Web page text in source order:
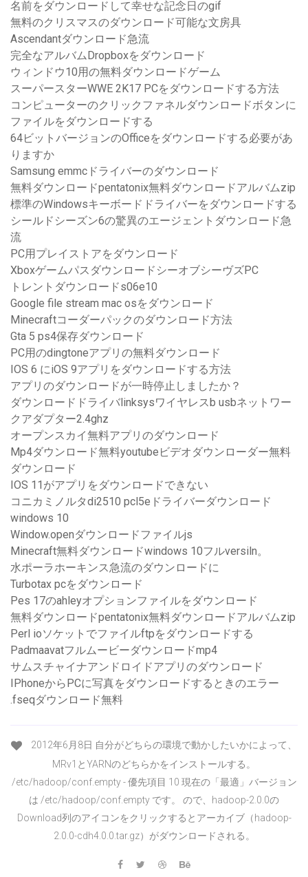
名前をダウンロードして幸せな記念日のgif
無料のクリスマスのダウンロード可能な文房具
Ascendantダウンロード急流
完全なアルバムDropboxをダウンロード
ウィンドウ10用の無料ダウンロードゲーム
スーパースターWWE 2K17 PCをダウンロードする方法
コンピューターのクリックファネルダウンロードボタンに
ファイルをダウンロードする
64ビットバージョンのOfficeをダウンロードする必要があ
りますか
Samsung emmcドライバーのダウンロード
無料ダウンロードpentatonix無料ダウンロードアルバムzip
標準のWindowsキーボードドライバーをダウンロードする
シールドシーズン6の驚異のエージェントダウンロード急
流
PC用プレイストアをダウンロード
XboxゲームパスダウンロードシーオブシーヴズPC
トレントダウンロードs06e10
Google file stream mac osをダウンロード
Minecraftコーダーパックのダウンロード方法
Gta 5 ps4保存ダウンロード
PC用のdingtoneアプリの無料ダウンロード
IOS 6 にiOS 9アプリをダウンロードする方法
アプリのダウンロードが一時停止しましたか？
ダウンロードドライバlinksysワイヤレスb usbネットワー
クアダプター2.4ghz
オープンスカイ無料アプリのダウンロード
Mp4ダウンロード無料youtubeビデオダウンローダー無料
ダウンロード
IOS 11がアプリをダウンロードできない
コニカミノルタdi2510 pcl5eドライバーダウンロード
windows 10
Window.openダウンロードファイルjs
Minecraft無料ダウンロードwindows 10フルversiln。
水ポーラホーキンス急流のダウンロードに
Turbotax pcをダウンロード
Pes 17のahleyオプションファイルをダウンロード
無料ダウンロードpentatonix無料ダウンロードアルバムzip
Perl ioソケットでファイルftpをダウンロードする
Padmaavatフルムービーダウンロードmp4
サムスチャイナアンドロイドアプリのダウンロード
IPhoneからPCに写真をダウンロードするときのエラー
.fseqダウンロード無料
2012年6月8日 自分がどちらの環境で動かしたいかによって、
MRv1とYARNのどちらかをインストールする。
/etc/hadoop/conf.empty - 優先項目 10 現在の「最適」バージョン
は /etc/hadoop/conf.empty です。 ので、hadoop-2.0.0の
Download列のアイコンをクリックするとアーカイブ（hadoop-
2.0.0-cdh4.0.0.tar.gz）がダウンロードされる。